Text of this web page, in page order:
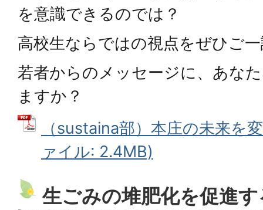
を意識できるのでは？
高校生ならではの視点をぜひご
若者からのメッセージに、あな
ますか？
（sustaina部）本庄の未来を
ァイル: 2.4MB)
生ごみの堆肥化を促進